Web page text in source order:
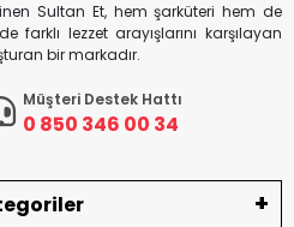
Sultan Et, hem şarküteri hem de
lezzet arayışlarını karşılayan
bir markadır.
Müşteri Destek Hattı
0 850 346 00 34